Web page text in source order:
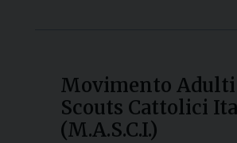
Movimento Adulti
Scouts Cattolici
(M.A.S.C.I.)